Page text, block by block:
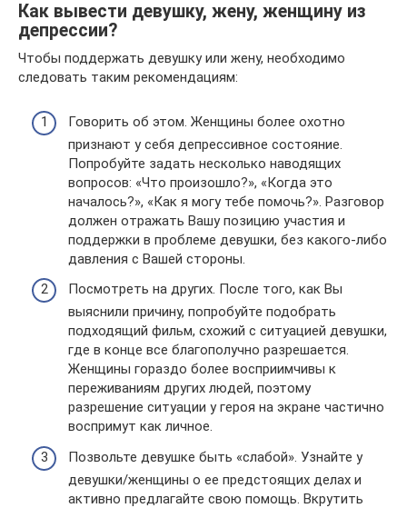
Как вывести девушку, жену, женщину из
депрессии?
Чтобы поддержать девушку или жену, необходимо
следовать таким рекомендациям:
Говорить об этом. Женщины более охотно
признают у себя депрессивное состояние.
Попробуйте задать несколько наводящих
вопросов: «Что произошло?», «Когда это
началось?», «Как я могу тебе помочь?». Разговор
должен отражать Вашу позицию участия и
поддержки в проблеме девушки, без какого-либо
давления с Вашей стороны.
Посмотреть на других. После того, как Вы
выяснили причину, попробуйте подобрать
подходящий фильм, схожий с ситуацией девушки,
где в конце все благополучно разрешается.
Женщины гораздо более восприимчивы к
переживаниям других людей, поэтому
разрешение ситуации у героя на экране частично
воспримут как личное.
Позвольте девушке быть «слабой». Узнайте у
девушки/женщины о ее предстоящих делах и
активно предлагайте свою помощь. Вкрутить